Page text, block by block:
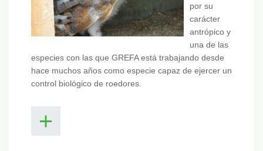
por su
carácter
antrópico y
una de las
especies con las que GREFA está trabajando desde
hace muchos años como especie capaz de ejercer un
control biológico de roedores.